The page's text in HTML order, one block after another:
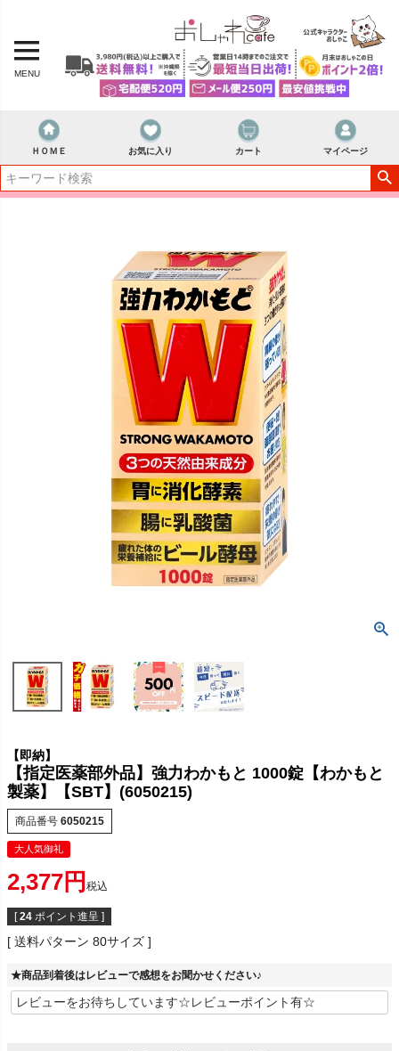
MENU
ＨＯＭＥ お気に入り カート マイページ
【即納】
【指定医薬部外品】強力わかもと 1000錠【わかもと
製薬】【SBT】(6050215)
商品番号 6050215
大人気御礼
2,377 税込
[ 24 ポイント進呈 ]
送料パターン 80サイズ
★商品到着後はレビューで感想をお聞かせください♪